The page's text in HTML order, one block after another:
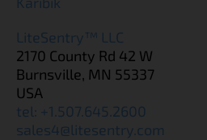
LiteSentry™ LLC
2170 County Rd 42 W
Burnsville, MN 55337
USA
tel: +1.507.645.2600
sales4@litesentry.com